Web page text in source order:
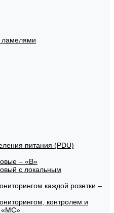
питания (PDU)
– «В»
с локальным
каждой розетки –
контролем и
«МС»